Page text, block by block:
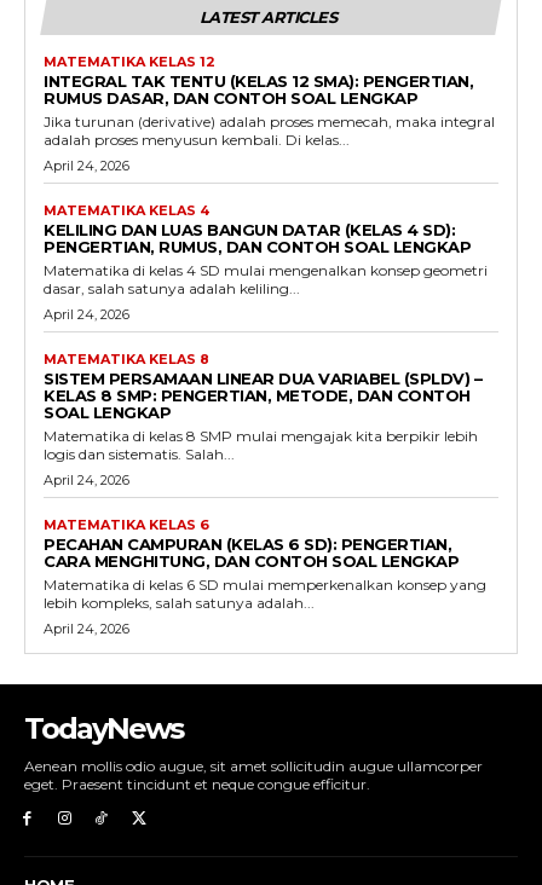
LATEST ARTICLES
MATEMATIKA KELAS 12
INTEGRAL TAK TENTU (KELAS 12 SMA): PENGERTIAN,
RUMUS DASAR, DAN CONTOH SOAL LENGKAP
Jika turunan (derivative) adalah proses memecah, maka integral
adalah proses menyusun kembali. Di kelas...
April 24, 2026
MATEMATIKA KELAS 4
KELILING DAN LUAS BANGUN DATAR (KELAS 4 SD):
PENGERTIAN, RUMUS, DAN CONTOH SOAL LENGKAP
Matematika di kelas 4 SD mulai mengenalkan konsep geometri
dasar, salah satunya adalah keliling...
April 24, 2026
MATEMATIKA KELAS 8
SISTEM PERSAMAAN LINEAR DUA VARIABEL (SPLDV) –
KELAS 8 SMP: PENGERTIAN, METODE, DAN CONTOH
SOAL LENGKAP
Matematika di kelas 8 SMP mulai mengajak kita berpikir lebih
logis dan sistematis. Salah...
April 24, 2026
MATEMATIKA KELAS 6
PECAHAN CAMPURAN (KELAS 6 SD): PENGERTIAN,
CARA MENGHITUNG, DAN CONTOH SOAL LENGKAP
Matematika di kelas 6 SD mulai memperkenalkan konsep yang
lebih kompleks, salah satunya adalah...
April 24, 2026
TodayNews
Aenean mollis odio augue, sit amet sollicitudin augue ullamcorper
eget. Praesent tincidunt et neque congue efficitur.